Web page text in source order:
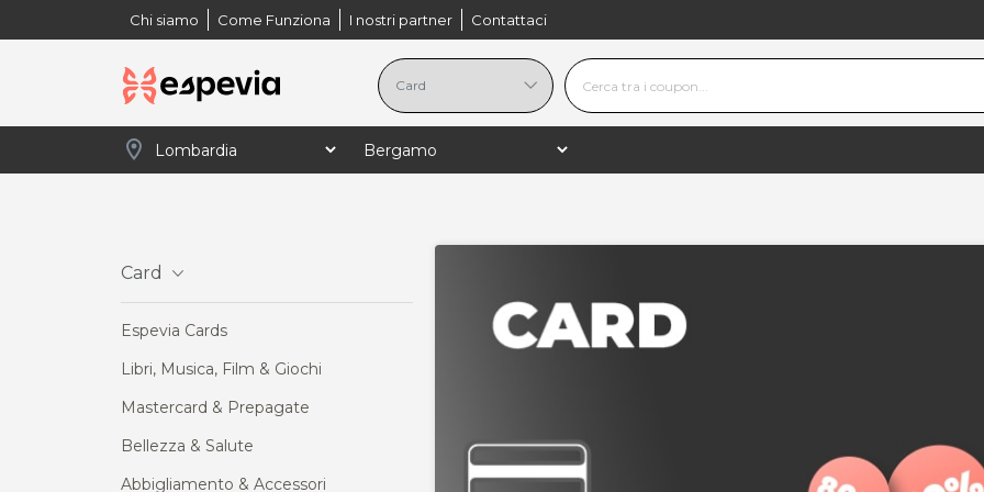
Chi siamo Come Funziona I nostri partner Contattaci
location_on
Card
Espevia Cards
Libri, Musica, Film & Giochi
Mastercard & Prepagate
Bellezza & Salute
Abbigliamento & Accessori